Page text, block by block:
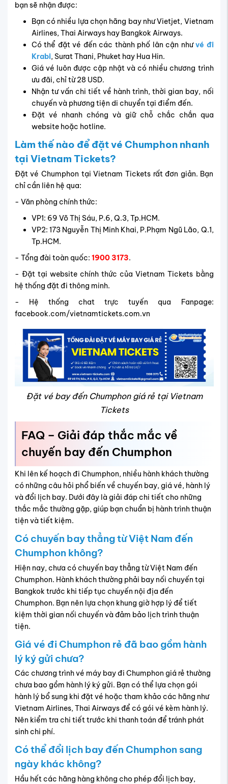
bạn sẽ nhận được:
Bạn có nhiều lựa chọn hãng bay như Vietjet, Vietnam
Airlines, Thai Airways hay Bangkok Airways.
Có thể đặt vé đến các thành phố lân cận nhưvé đi
Krabi, Surat Thani, Phuket hay Hua Hin.
Giá vé luôn được cập nhật và có nhiều chương trình
ưu đãi, chỉ từ 28 USD.
Nhận tư vấn chi tiết về hành trình, thời gian bay, nối
chuyến và phương tiện di chuyển tại điểm đến.
Đặt vé nhanh chóng và giữ chỗ chắc chắn qua
website hoặc hotline.
Làm thế nào để đặt vé Chumphon nhanh
tại Vietnam Tickets?
Đặt vé Chumphon tại Vietnam Tickets rất đơn giản. Bạn
chỉ cần liên hệ qua:
- Văn phòng chính thức:
VP1: 69 Võ Thị Sáu, P.6, Q.3, Tp.HCM.
VP2: 173 Nguyễn Thị Minh Khai, P.Phạm Ngũ Lão, Q.1,
Tp.HCM.
- Tổng đài toàn quốc: 1900 3173.
- Đặt tại website chính thức của Vietnam Tickets bằng
hệ thống đặt đi thông minh.
- Hệ thống chat trực tuyến qua Fanpage:
facebook.com/vietnamtickets.com.vn
Đặt vé bay đến Chumphon giá rẻ tại Vietnam
Tickets
FAQ – Giải đáp thắc mắc về
chuyến bay đến Chumphon
Khi lên kế hoạch đi Chumphon, nhiều hành khách thường
có những câu hỏi phổ biến về chuyến bay, giá vé, hành lý
và đổi lịch bay. Dưới đây là giải đáp chi tiết cho những
thắc mắc thường gặp, giúp bạn chuẩn bị hành trình thuận
tiện và tiết kiệm.
Có chuyến bay thẳng từ Việt Nam đến
Chumphon không?
Hiện nay, chưa có chuyến bay thẳng từ Việt Nam đến
Chumphon. Hành khách thường phải bay nối chuyến tại
Bangkok trước khi tiếp tục chuyến nội địa đến
Chumphon. Bạn nên lựa chọn khung giờ hợp lý để tiết
kiệm thời gian nối chuyến và đảm bảo lịch trình thuận
tiện.
Giá vé đi Chumphon rẻ đã bao gồm hành
lý ký gửi chưa?
Các chương trình vé máy bay đi Chumphon giá rẻ thường
chưa bao gồm hành lý ký gửi. Bạn có thể lựa chọn gói
hành lý bổ sung khi đặt vé hoặc tham khảo các hãng như
Vietnam Airlines, Thai Airways để có gói vé kèm hành lý.
Nên kiểm tra chi tiết trước khi thanh toán để tránh phát
sinh chi phí.
Có thể đổi lịch bay đến Chumphon sang
ngày khác không?
Hầu hết các hãng hàng không cho phép đổi lịch bay,